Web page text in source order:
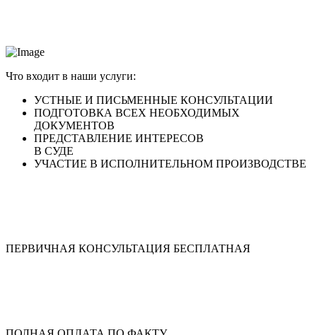
Что входит в наши услуги:
УСТНЫЕ И ПИСЬМЕННЫЕ КОНСУЛЬТАЦИИ
ПОДГОТОВКА ВСЕХ НЕОБХОДИМЫХ
ДОКУМЕНТОВ
ПРЕДСТАВЛЕНИЕ ИНТЕРЕСОВ
В СУДЕ
УЧАСТИЕ В ИСПОЛНИТЕЛЬНОМ ПРОИЗВОДСТВЕ
ПЕРВИЧНАЯ КОНСУЛЬТАЦИЯ БЕСПЛАТНАЯ